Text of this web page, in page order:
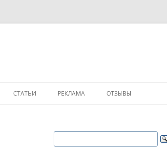
СТАТЬИ РЕКЛАМА ОТЗЫВЫ